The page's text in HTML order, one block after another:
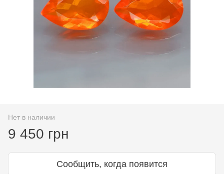
Нет в наличии
9 450 грн
Сообщить, когда появится